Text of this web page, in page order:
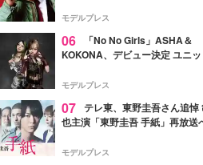
徴する“謎のキーワード”も
モデルプレス
06
「No No Girls」ASHA＆
KOKONA、デビュー決定 ユニッ
リリースへ
モデルプレス
07 テレ東、東野圭吾さん追悼
也主演「東野圭吾 手紙」再放送
モデルプレス